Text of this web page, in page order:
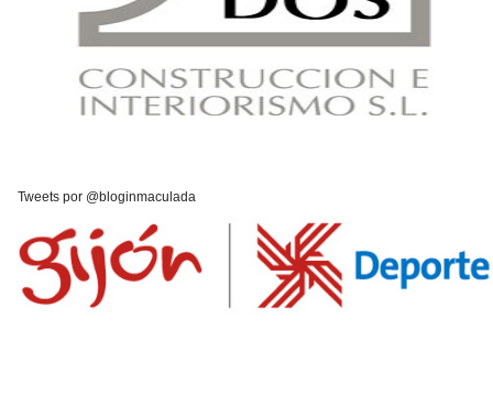
Tweets por @bloginmaculada